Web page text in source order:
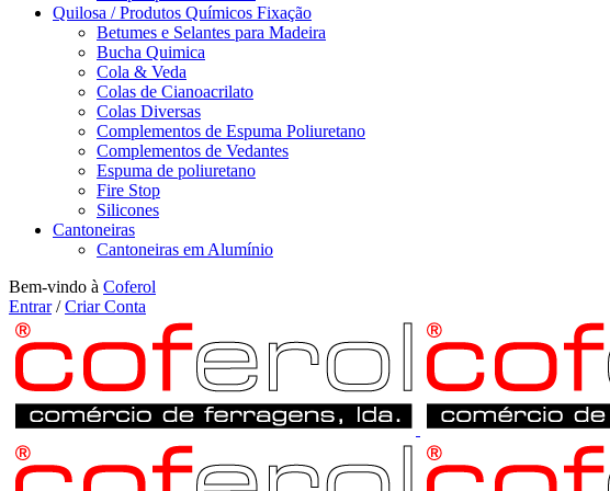
Quilosa / Produtos Químicos Fixação
Betumes e Selantes para Madeira
Bucha Quimica
Cola & Veda
Colas de Cianoacrilato
Colas Diversas
Complementos de Espuma Poliuretano
Complementos de Vedantes
Espuma de poliuretano
Fire Stop
Silicones
Cantoneiras
Cantoneiras em Alumínio
Bem-vindo à Coferol
Entrar/Criar Conta